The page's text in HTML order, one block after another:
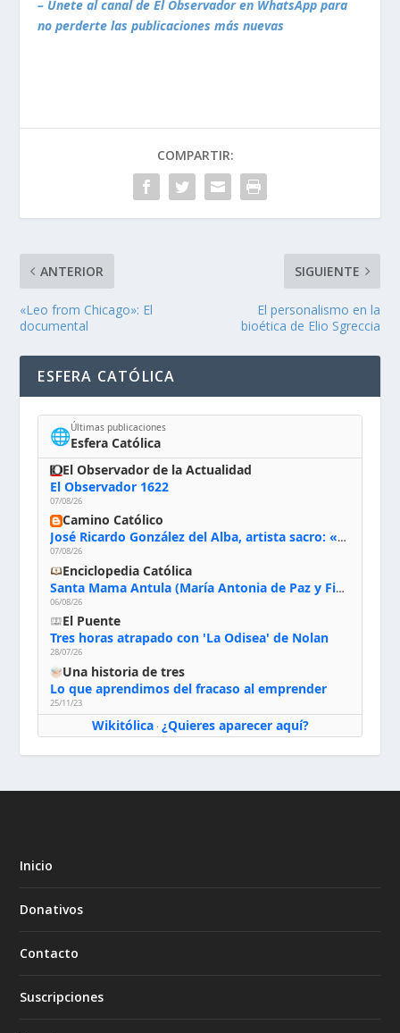
– Únete al canal de El Observador en WhatsApp para
no perderte las publicaciones más nuevas
COMPARTIR:
ANTERIOR
«Leo from Chicago»: El
documental
SIGUIENTE
El personalismo en la
bioética de Elio Sgreccia
ESFERA CATÓLICA
🌐Últimas publicaciones
Esfera Católica
El Observador de la Actualidad
El Observador 1622
07/08/26
Camino Católico
José Ricardo González del Alba, artista sacro: «Yo oro, hablo con Dios, le pido al Espíritu Santo su inspiración y siempre pinto rezando el rosario para que sea Él quien actúe a través de mis manos»
07/08/26
Enciclopedia Católica
Santa Mama Antula (María Antonia de Paz y Figueroa)
06/08/26
El Puente
Tres horas atrapado con 'La Odisea' de Nolan
28/07/26
Una historia de tres
Lo que aprendimos del fracaso al emprender
25/11/23
Wikitólica· ¿Quieres aparecer aquí?
Inicio
Donativos
Contacto
Suscripciones